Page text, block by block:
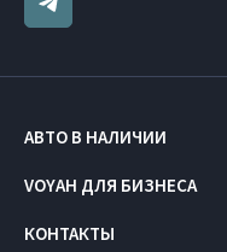
АВТО В НАЛИЧИИ
VOYAH ДЛЯ БИЗНЕСА
КОНТАКТЫ